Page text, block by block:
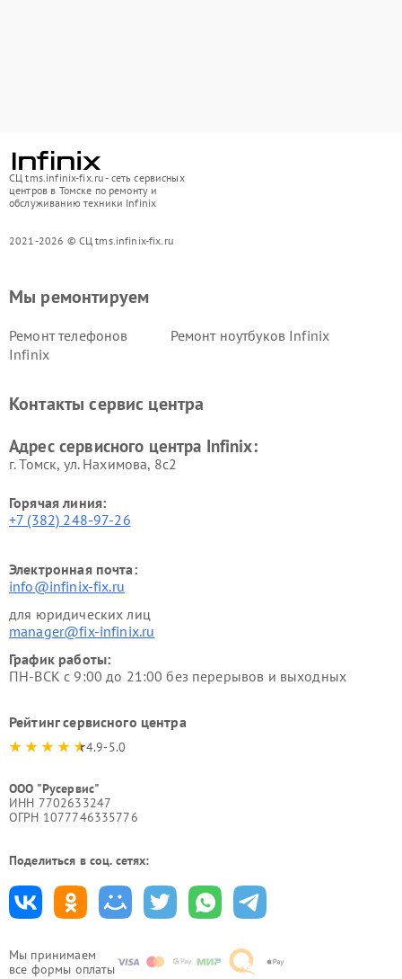
СЦ tms.infinix-fix.ru - сеть сервисных
центров в Томске по ремонту и
обслуживанию техники Infinix
2021-2026 © СЦ tms.infinix-fix.ru
Мы принимаем
все формы оплаты
Мы ремонтируем
Ремонт телефонов
Infinix
Ремонт ноутбуков Infinix
Контакты сервис центра
Адрес сервисного центра Infinix:
г. Томск, ул. Нахимова, 8с2
Горячая линия:
+7 (382) 248-97-26
Электронная почта:
info@infinix-fix.ru
для юридических лиц
manager@fix-infinix.ru
График работы:
ПН-ВСК с 9:00 до 21:00 без перерывов и выходных
Рейтинг сервисного центра
4.9-5.0
ООО "Русервис"
ИНН 7702633247
ОГРН 1077746335776
Поделиться в соц. сетях: